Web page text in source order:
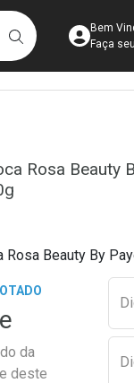
BUSCAR
Bem
Faça
Rosa Beauty
Rosa Beauty By
da
deste